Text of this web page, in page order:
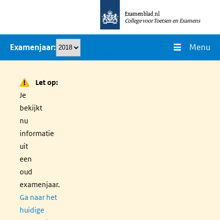
naar
inhoud
Examenblad.nl
College voor Toetsen en Examens
Examenjaar Menu
Let op:
Je
bekijkt
nu
informatie
uit
een
oud
examenjaar.
Ga naar het
huidige